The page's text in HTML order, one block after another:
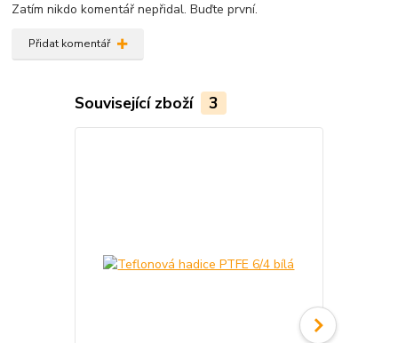
Zatím nikdo komentář nepřidal. Buďte první.
Přidat komentář
Související zboží 3